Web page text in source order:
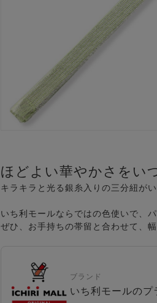
ほどよい華やかさをい
キラキラと光る銀糸入りの三分紐が
いち利モールならではの色使いで、
ぜひ、お手持ちの帯留と合わせて、
ブランド
いち利モールのプ